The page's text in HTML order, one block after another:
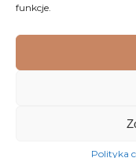
funkcje.
Polityka
© 2026 Dobre